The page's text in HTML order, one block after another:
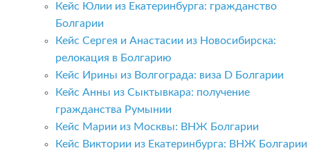
Кейс Юлии из Екатеринбурга: гражданство
Болгарии
Кейс Сергея и Анастасии из Новосибирска:
релокация в Болгарию
Кейс Ирины из Волгограда: виза D Болгарии
Кейс Анны из Сыктывкара: получение
гражданства Румынии
Кейс Марии из Москвы: ВНЖ Болгарии
Кейс Виктории из Екатеринбурга: ВНЖ Болгарии